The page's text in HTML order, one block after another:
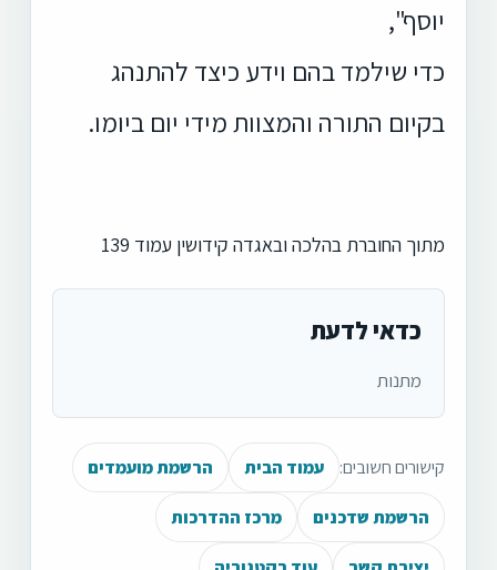
יוסף",
כדי שילמד בהם וידע כיצד להתנהג
בקיום התורה והמצוות מידי יום ביומו.
מתוך החוברת בהלכה ובאגדה קידושין עמוד 139
כדאי לדעת
מתנות
קישורים חשובים: עמוד הבית הרשמת מועמדים
הרשמת שדכנים מרכז ההדרכות